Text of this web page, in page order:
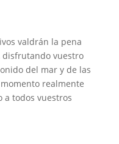
valdrán la pena
disfrutando vuestro
del mar y de las
realmente
a todos vuestros